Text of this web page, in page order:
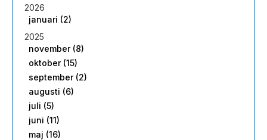
2026
januari (2)
2025
november (8)
oktober (15)
september (2)
augusti (6)
juli (5)
juni (11)
maj (16)